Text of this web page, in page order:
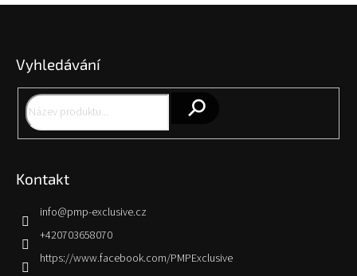
Vyhledávání
Kontakt
info@pmp-exclusive.cz
+420703658070
https://www.facebook.com/PMPExclusive